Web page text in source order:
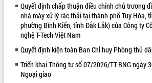
Quyết định chấp thuận điều chỉnh chủ trương
nhà máy xử lý rác thải tại thành phố Tuy Hòa,
phường Bình Kiến, tỉnh Đắk Lắk) của Công ty
nghệ T-Tech Việt Nam
Quyết định kiện toàn Ban Chỉ huy Phòng thủ
Triển khai Thông tư số 07/2026/TT-BNG ngày
Ngoại giao